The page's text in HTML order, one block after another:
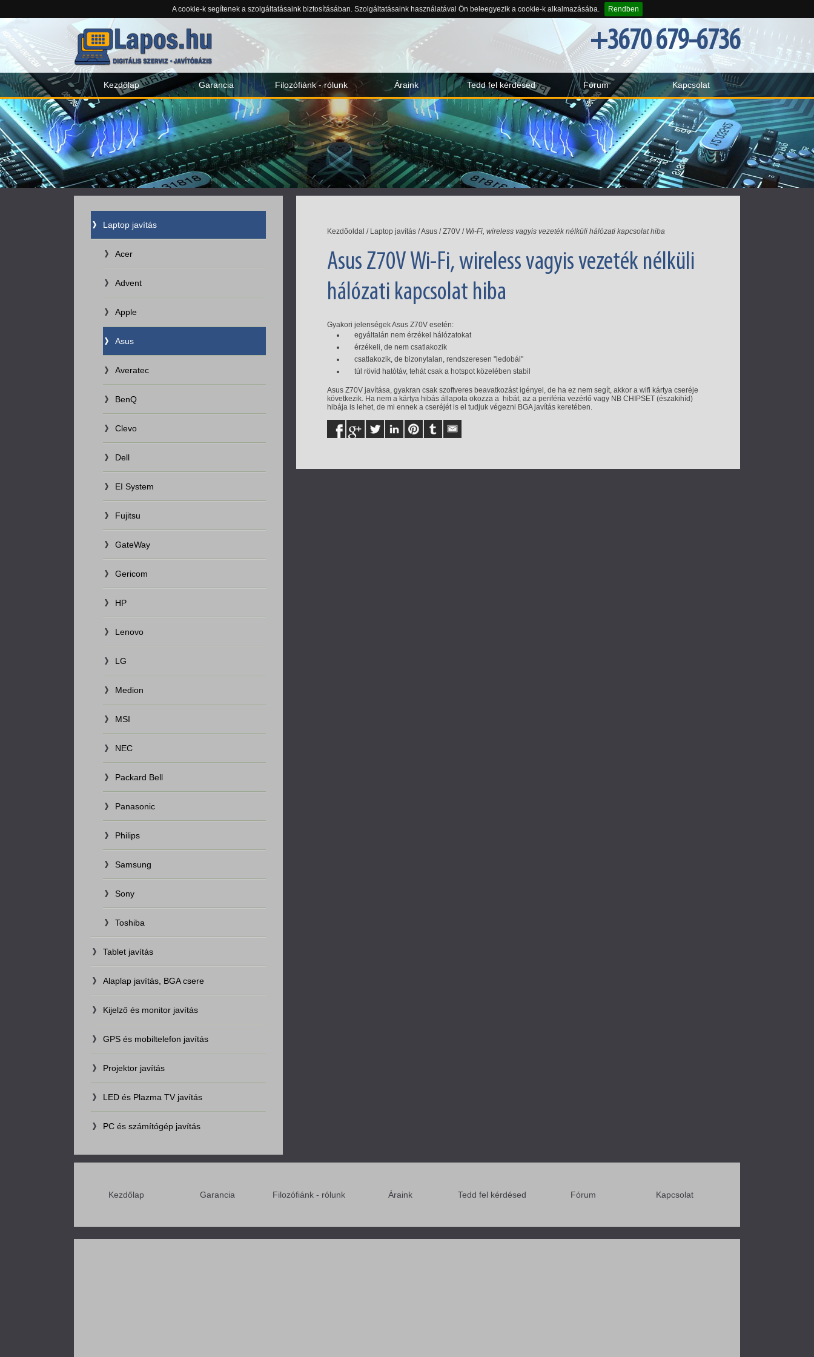
A cookie-k segítenek a szolgáltatásaink biztosításában. Szolgáltatásaink használatával Ön beleegyezik a cookie-k alkalmazásába. Rendben
+3670 679-6736
Kezdőlap Garancia Filozófiánk - rólunk Áraink Tedd fel kérdésed Fórum Kapcsolat
Laptop javítás
Acer
Advent
Apple
Asus
Averatec
BenQ
Clevo
Dell
EI System
Fujitsu
GateWay
Gericom
HP
Lenovo
LG
Medion
MSI
NEC
Packard Bell
Panasonic
Philips
Samsung
Sony
Toshiba
Tablet javítás
Alaplap javítás, BGA csere
Kijelző és monitor javítás
GPS és mobiltelefon javítás
Projektor javítás
LED és Plazma TV javítás
PC és számítógép javítás
Kezdőoldal / Laptop javítás/Asus/Z70V/ Wi-Fi, wireless vagyis vezeték nélküli hálózati kapcsolat hiba
Asus Z70V Wi-Fi, wireless vagyis vezeték nélküli
hálózati kapcsolat hiba
Gyakori jelenségek Asus Z70V esetén:
egyáltalán nem érzékel hálózatokat
érzékeli, de nem csatlakozik
csatlakozik, de bizonytalan, rendszeresen "ledobál"
túl rövid hatótáv, tehát csak a hotspot közelében stabil
Asus Z70V javítása, gyakran csak szoftveres beavatkozást igényel, de ha ez nem segít, akkor a wifi kártya cseréje
következik. Ha nem a kártya hibás állapota okozza a hibát, az a periféria vezérlő vagy NB CHIPSET (északihíd)
hibája is lehet, de mi ennek a cseréjét is el tudjuk végezni BGA javítás keretében.
Kezdőlap Garancia Filozófiánk - rólunk Áraink Tedd fel kérdésed Fórum Kapcsolat